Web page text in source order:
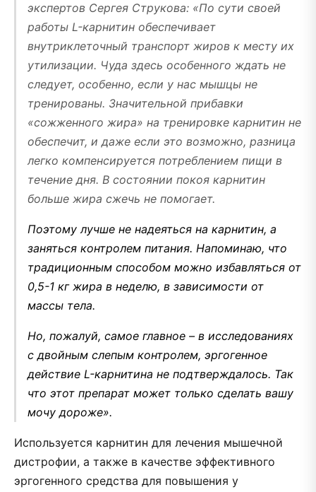
экспертов Сергея Струкова: «По сути своей
работы L-карнитин обеспечивает
внутриклеточный транспорт жиров к месту их
утилизации. Чуда здесь особенного ждать не
следует, особенно, если у нас мышцы не
тренированы. Значительной прибавки
«сожженного жира» на тренировке карнитин не
обеспечит, и даже если это возможно, разница
легко компенсируется потреблением пищи в
течение дня. В состоянии покоя карнитин
больше жира сжечь не помогает.
Поэтому лучше не надеяться на карнитин, а
заняться контролем питания. Напоминаю, что
традиционным способом можно избавляться от
0,5-1 кг жира в неделю, в зависимости от
массы тела.
Но, пожалуй, самое главное – в исследованиях
с двойным слепым контролем, эргогенное
действие L-карнитина не подтверждалось. Так
что этот препарат может только сделать вашу
мочу дороже».
Используется карнитин для лечения мышечной
дистрофии, а также в качестве эффективного
эргогенного средства для повышения у